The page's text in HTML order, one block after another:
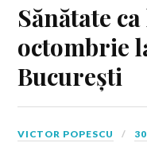
Sănătate
octombrie
București
VICTOR POPESCU